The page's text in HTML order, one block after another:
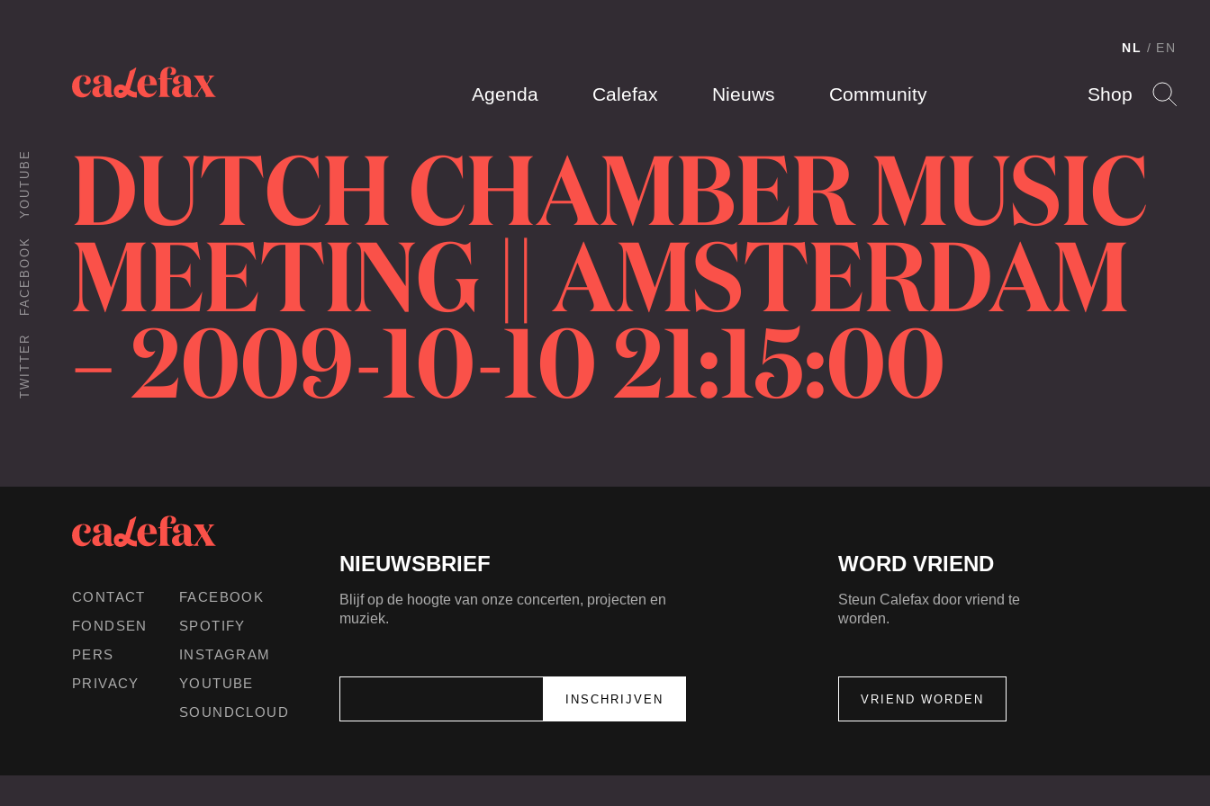
Agenda Calefax Nieuws Community Shop
NL EN
TWITTER
FACEBOOK
YOUTUBE DUTCH CHAMBER MUSIC
MEETING || AMSTERDAM
– 2009-10-10 21:15:00
CONTACT
FONDSEN
PERS
PRIVACY
FACEBOOK
SPOTIFY
INSTAGRAM
YOUTUBE
SOUNDCLOUD
NIEUWSBRIEF
Blijf op de hoogte van onze concerten, projecten en
muziek.
WORD VRIEND
Steun Calefax door vriend te
worden.
VRIEND WORDEN